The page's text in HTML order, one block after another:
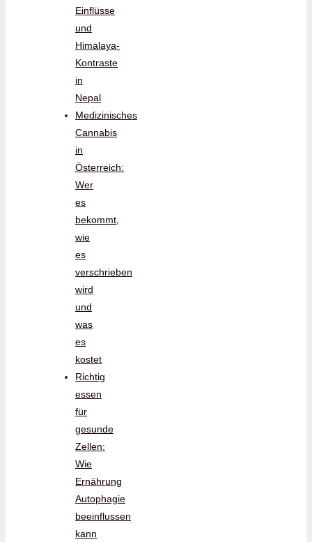
Einflüsse
und
Himalaya-
Kontraste
in
Nepal
Medizinisches
Cannabis
in
Österreich:
Wer
es
bekommt,
wie
es
verschrieben
wird
und
was
es
kostet
Richtig
essen
für
gesunde
Zellen:
Wie
Ernährung
Autophagie
beeinflussen
kann